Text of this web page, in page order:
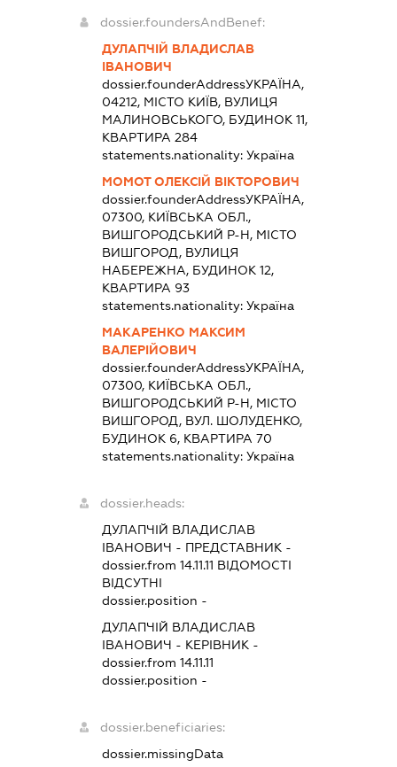
dossier.foundersAndBenef:
ДУЛАПЧІЙ ВЛАДИСЛАВ
ІВАНОВИЧ
dossier.founderAddressУКРАЇНА,
04212, МІСТО КИЇВ, ВУЛИЦЯ
МАЛИНОВСЬКОГО, БУДИНОК 11,
КВАРТИРА 284
statements.nationality: Україна
МОМОТ ОЛЕКСІЙ ВІКТОРОВИЧ
dossier.founderAddressУКРАЇНА,
07300, КИЇВСЬКА ОБЛ.,
ВИШГОРОДСЬКИЙ Р-Н, МІСТО
ВИШГОРОД, ВУЛИЦЯ
НАБЕРЕЖНА, БУДИНОК 12,
КВАРТИРА 93
statements.nationality: Україна
МАКАРЕНКО МАКСИМ
ВАЛЕРІЙОВИЧ
dossier.founderAddressУКРАЇНА,
07300, КИЇВСЬКА ОБЛ.,
ВИШГОРОДСЬКИЙ Р-Н, МІСТО
ВИШГОРОД, ВУЛ. ШОЛУДЕНКО,
БУДИНОК 6, КВАРТИРА 70
statements.nationality: Україна
dossier.heads:
ДУЛАПЧІЙ ВЛАДИСЛАВ
ІВАНОВИЧ - ПРЕДСТАВНИК-
dossier.from 14.11.11 ВІДОМОСТІ
ВІДСУТНІ
dossier.position -
ДУЛАПЧІЙ ВЛАДИСЛАВ
ІВАНОВИЧ - КЕРІВНИК-
dossier.from 14.11.11
dossier.position -
dossier.beneficiaries:
dossier.missingData